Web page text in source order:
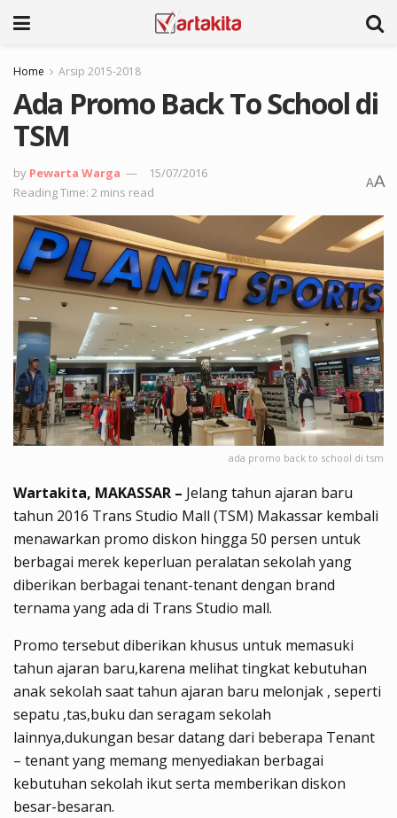
Home Arsip 2015-2018
Ada Promo Back To School di
TSM
by Pewarta Warga
15/07/2016
Reading Time: 2 mins read
AA
ada promo back to school di tsm
Wartakita, MAKASSAR – Jelang tahun ajaran baru
tahun 2016 Trans Studio Mall (TSM) Makassar kembali
menawarkan promo diskon hingga 50 persen untuk
berbagai merek keperluan peralatan sekolah yang
diberikan berbagai tenant-tenant dengan brand
ternama yang ada di Trans Studio mall.
Promo tersebut diberikan khusus untuk memasuki
tahun ajaran baru,karena melihat tingkat kebutuhan
anak sekolah saat tahun ajaran baru melonjak , seperti
sepatu ,tas,buku dan seragam sekolah
lainnya,dukungan besar datang dari beberapa Tenant
– tenant yang memang menyediakan berbagai
kebutuhan sekolah ikut serta memberikan diskon
besar-besaran.